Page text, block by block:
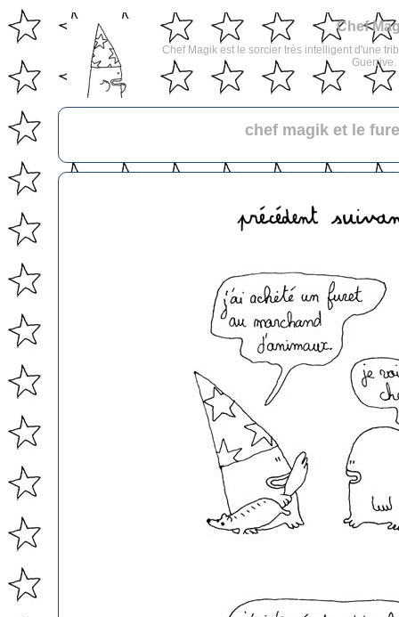
Chef
Chef Magik est le sorcier très intelligent d'une
Guerrive.
chef magik et le